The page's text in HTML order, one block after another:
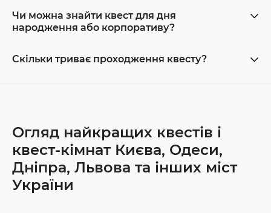
Чи можна знайти квест для дня
народження або корпоративу?
Скільки триває проходження квесту?
Огляд найкращих квестів і
квест-кімнат Києва, Одеси,
Дніпра, Львова та інших міст
України